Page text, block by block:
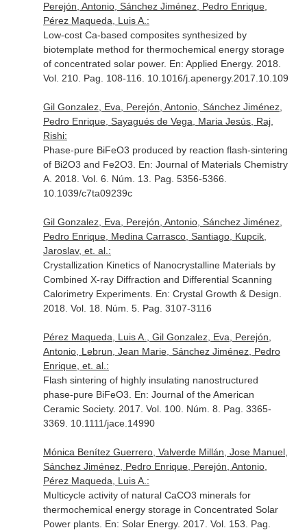
Perejón, Antonio, Sánchez Jiménez, Pedro Enrique,
Pérez Maqueda, Luis A.:
Low-cost Ca-based composites synthesized by
biotemplate method for thermochemical energy storage
of concentrated solar power. En: Applied Energy. 2018.
Vol. 210. Pag. 108-116. 10.1016/j.apenergy.2017.10.109
Gil Gonzalez, Eva, Perejón, Antonio, Sánchez Jiménez,
Pedro Enrique, Sayagués de Vega, Maria Jesús, Raj,
Rishi:
Phase-pure BiFeO3 produced by reaction flash-sintering
of Bi2O3 and Fe2O3. En: Journal of Materials Chemistry
A. 2018. Vol. 6. Núm. 13. Pag. 5356-5366.
10.1039/c7ta09239c
Gil Gonzalez, Eva, Perejón, Antonio, Sánchez Jiménez,
Pedro Enrique, Medina Carrasco, Santiago, Kupcik,
Jaroslav, et. al.:
Crystallization Kinetics of Nanocrystalline Materials by
Combined X-ray Diffraction and Differential Scanning
Calorimetry Experiments. En: Crystal Growth & Design
2018. Vol. 18. Núm. 5. Pag. 3107-3116
Pérez Maqueda, Luis A., Gil Gonzalez, Eva, Perejón,
Antonio, Lebrun, Jean Marie, Sánchez Jiménez, Pedro
Enrique, et. al.:
Flash sintering of highly insulating nanostructured
phase-pure BiFeO3. En: Journal of the American
Ceramic Society. 2017. Vol. 100. Núm. 8. Pag. 3365-
3369. 10.1111/jace.14990
Mónica Benítez Guerrero, Valverde Millán, Jose Manuel,
Sánchez Jiménez, Pedro Enrique, Perejón, Antonio,
Pérez Maqueda, Luis A.:
Multicycle activity of natural CaCO3 minerals for
thermochemical energy storage in Concentrated Solar
Power plants. En: Solar Energy. 2017. Vol. 153. Pag.